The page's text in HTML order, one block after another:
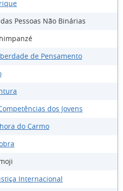
Pessoas Não Binárias
de Pensamento
dos Jovens
do Carmo
Internacional